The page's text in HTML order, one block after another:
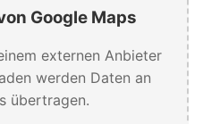
Google Maps
externen Anbieter
werden Daten an
übertragen.